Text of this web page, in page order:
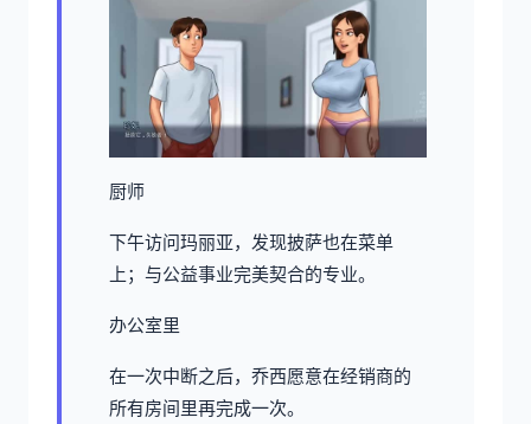
厨师
下午访问玛丽亚，发现披萨也在菜单
上；与公益事业完美契合的专业。
办公室里
在一次中断之后，乔西愿意在经销商的
所有房间里再完成一次。